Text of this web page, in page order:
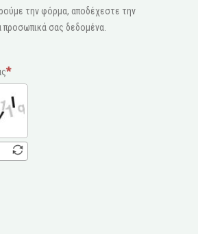
την φόρμα, αποδέχεστε την
προσωπικά σας δεδομένα.